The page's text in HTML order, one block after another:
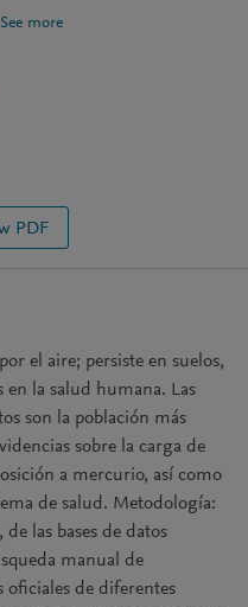
See more
PDF
el aire; persiste en suelos,
en la salud humana. Las
son la población más
sobre la carga de
a mercurio, así como
de salud. Metodología:
las bases de datos
manual de
oficiales de diferentes